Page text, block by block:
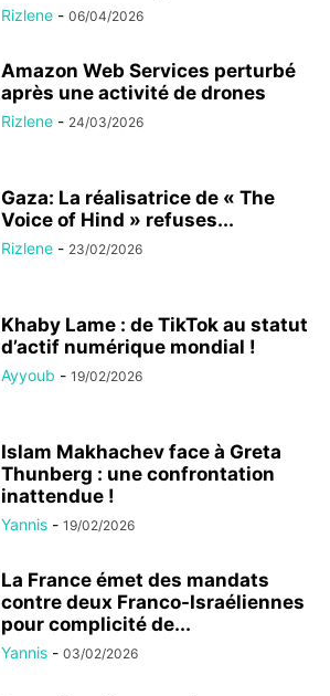
Rizlene - 06/04/2026
Amazon Web Services perturbé
après une activité de drones
Rizlene - 24/03/2026
Gaza: La réalisatrice de « The
Voice of Hind » refuses...
Rizlene - 23/02/2026
Khaby Lame : de TikTok au statut
d’actif numérique mondial !
Ayyoub - 19/02/2026
Islam Makhachev face à Greta
Thunberg : une confrontation
inattendue !
Yannis - 19/02/2026
La France émet des mandats
contre deux Franco-Israéliennes
pour complicité de...
Yannis - 03/02/2026